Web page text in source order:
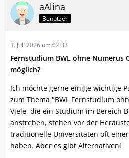
aAlina
Benutzer
3. Juli 2026 um 02:33
Fernstudium BWL ohne Numerus
möglich?
Ich möchte gerne einige wichtige
zum Thema "BWL Fernstudium
Viele, die ein Studium im Bereich
anstreben, stehen vor der
traditionelle Universitäten oft
haben. Aber es gibt Alternativen!